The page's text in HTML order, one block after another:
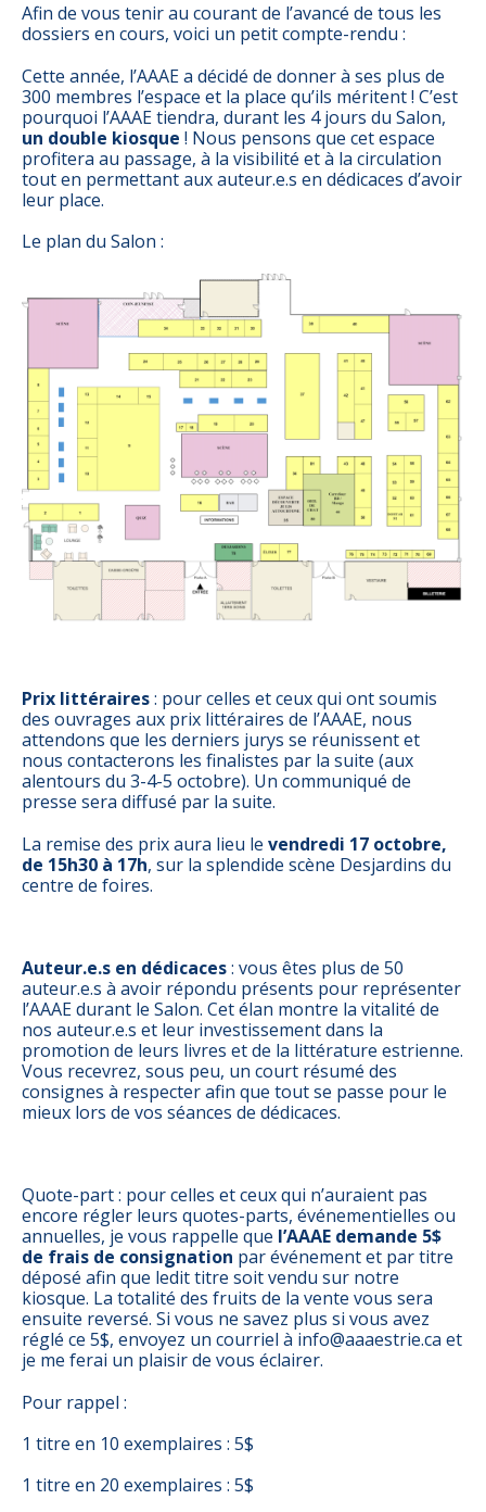
Afin de vous tenir au courant de l’avancé de tous les
dossiers en cours, voici un petit compte-rendu :
Cette année, l’AAAE a décidé de donner à ses plus de
300 membres l’espace et la place qu’ils méritent ! C’est
pourquoi l’AAAE tiendra, durant les 4 jours du Salon,
un double kiosque ! Nous pensons que cet espace
profitera au passage, à la visibilité et à la circulation
tout en permettant aux auteur.e.s en dédicaces d’avoir
leur place.
Le plan du Salon :
Prix littéraires: pour celles et ceux qui ont soumis
des ouvrages aux prix littéraires de l’AAAE, nous
attendons que les derniers jurys se réunissent et
nous contacterons les finalistes par la suite (aux
alentours du 3-4-5 octobre). Un communiqué de
presse sera diffusé par la suite.
La remise des prix aura lieu le vendredi 17 octobre,
de 15h30 à 17h, sur la splendide scène Desjardins du
centre de foires.
Auteur.e.s en dédicaces: vous êtes plus de 50
auteur.e.s à avoir répondu présents pour représenter
l’AAAE durant le Salon. Cet élan montre la vitalité de
nos auteur.e.s et leur investissement dans la
promotion de leurs livres et de la littérature estrienne.
Vous recevrez, sous peu, un court résumé des
consignes à respecter afin que tout se passe pour le
mieux lors de vos séances de dédicaces.
Quote-part : pour celles et ceux qui n’auraient pas
encore régler leurs quotes-parts, événementielles ou
annuelles, je vous rappelle que l’AAAE demande 5$
de frais de consignation par événement et par titre
déposé afin que ledit titre soit vendu sur notre
kiosque. La totalité des fruits de la vente vous sera
ensuite reversé. Si vous ne savez plus si vous avez
réglé ce 5$, envoyez un courriel à info@aaaestrie.ca et
je me ferai un plaisir de vous éclairer.
Pour rappel :
1 titre en 10 exemplaires : 5$
1 titre en 20 exemplaires : 5$